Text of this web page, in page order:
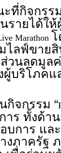
กิจกรรม
รายได้ใ
Marathon โ
ไลฟ์ขาย
วนลดมูล
ผู้บริโภคแ
จกรรม “
าร ทั้งด้า
บการ แล
งภาครัฐ